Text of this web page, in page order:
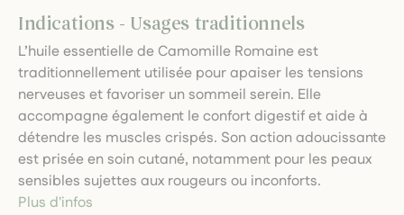
Indications - Usages traditionnels
L’huile essentielle de Camomille Romaine est
traditionnellement utilisée pour apaiser les tensions
nerveuses et favoriser un sommeil serein. Elle
accompagne également le confort digestif et aide à
détendre les muscles crispés. Son action adoucissante
est prisée en soin cutané, notamment pour les peaux
sensibles sujettes aux rougeurs ou inconforts.
Plus d'infos